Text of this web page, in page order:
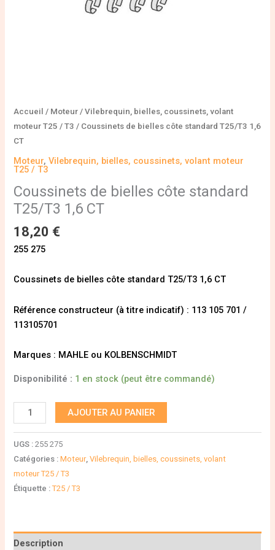
Accueil / Moteur /Vilebrequin, bielles, coussinets, volant
moteur T25 / T3 / Coussinets de bielles côte standard T25/T3 1,6
CT
Moteur,Vilebrequin, bielles, coussinets, volant moteur
T25 / T3
Coussinets de bielles côte standard
T25/T3 1,6 CT
18,20 €
255 275
Coussinets de bielles côte standard T25/T3 1,6 CT
Référence constructeur (à titre indicatif) : 113 105 701 /
113105701
Marques : MAHLE ou KOLBENSCHMIDT
Disponibilité : 1 en stock (peut être commandé)
AJOUTER AU PANIER
UGS :255 275
Catégories :Moteur,Vilebrequin, bielles, coussinets, volant
moteur T25 / T3
Étiquette :T25 / T3
Description